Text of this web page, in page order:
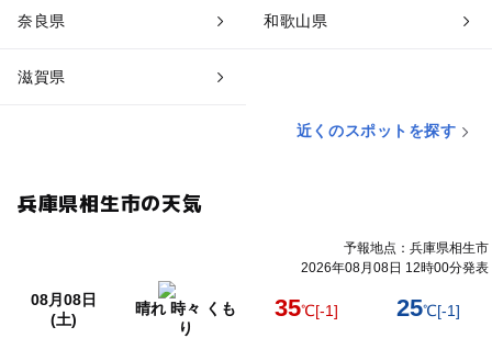
奈良県 和歌山県
滋賀県
近くのスポットを探す
兵庫県相生市の天気
予報地点：兵庫県相生市
2026年08月08日 12時00分発表
08月08日
(土)
晴れ 時々 くも
り
35℃[-1] 25℃[-1]